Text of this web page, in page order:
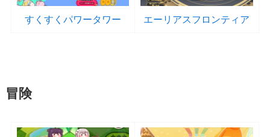
すくすくパワータワー エーリアスフロンティア
冒険